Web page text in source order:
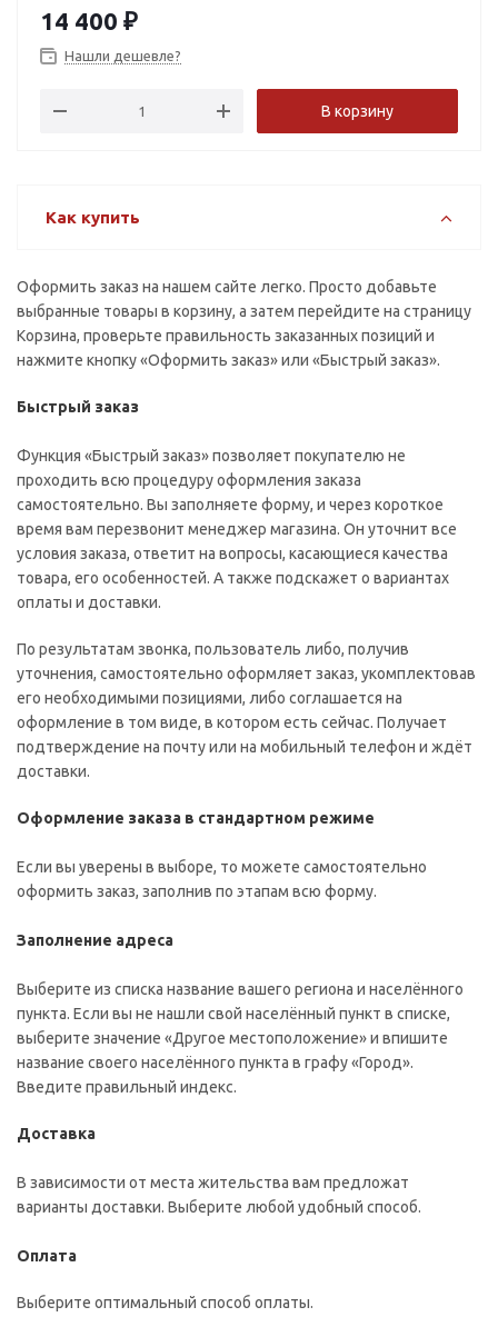
14 400 ₽
Нашли дешевле?
В корзину
Как купить
Оформить заказ на нашем сайте легко. Просто добавьте
выбранные товары в корзину, а затем перейдите на страницу
Корзина, проверьте правильность заказанных позиций и
нажмите кнопку «Оформить заказ» или «Быстрый заказ».
Быстрый заказ
Функция «Быстрый заказ» позволяет покупателю не
проходить всю процедуру оформления заказа
самостоятельно. Вы заполняете форму, и через короткое
время вам перезвонит менеджер магазина. Он уточнит все
условия заказа, ответит на вопросы, касающиеся качества
товара, его особенностей. А также подскажет о вариантах
оплаты и доставки.
По результатам звонка, пользователь либо, получив
уточнения, самостоятельно оформляет заказ, укомплектовав
его необходимыми позициями, либо соглашается на
оформление в том виде, в котором есть сейчас. Получает
подтверждение на почту или на мобильный телефон и ждёт
доставки.
Оформление заказа в стандартном режиме
Если вы уверены в выборе, то можете самостоятельно
оформить заказ, заполнив по этапам всю форму.
Заполнение адреса
Выберите из списка название вашего региона и населённого
пункта. Если вы не нашли свой населённый пункт в списке,
выберите значение «Другое местоположение» и впишите
название своего населённого пункта в графу «Город».
Введите правильный индекс.
Доставка
В зависимости от места жительства вам предложат
варианты доставки. Выберите любой удобный способ.
Оплата
Выберите оптимальный способ оплаты.